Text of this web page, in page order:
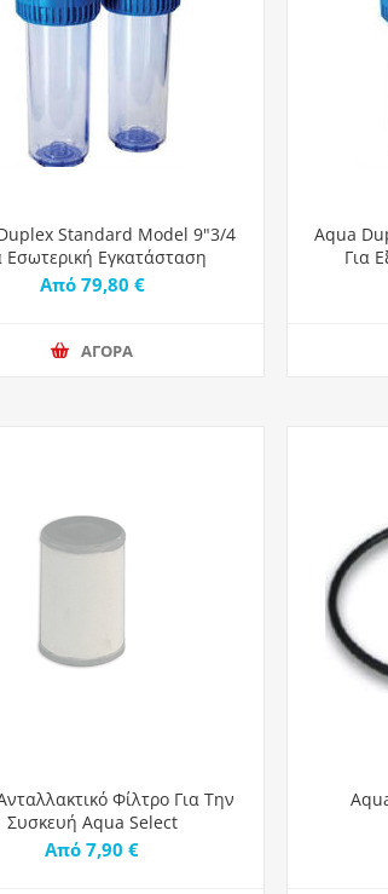
Standard Model 9"3/4
Εσωτερική Εγκατάσταση
Από 79,80 €
ΑΓΟΡΑ
Aqua
Για
Φίλτρο Για Την
Συσκευή Aqua Select
Από 7,90 €